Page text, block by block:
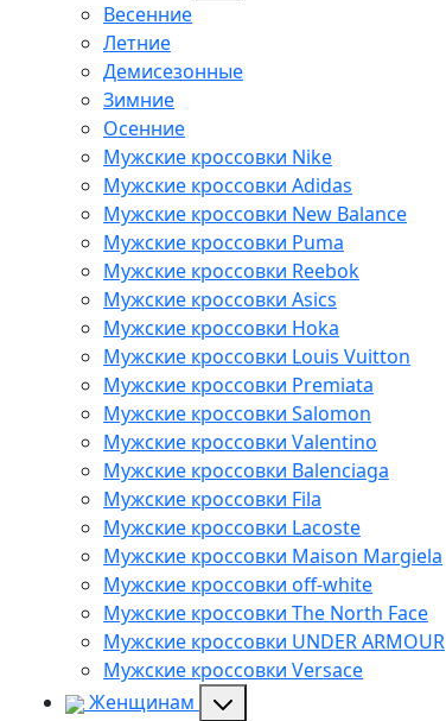
Весенние
Летние
Демисезонные
Зимние
Осенние
Мужские кроссовки Nike
Мужские кроссовки Adidas
Мужские кроссовки New Balance
Мужские кроссовки Puma
Мужские кроссовки Reebok
Мужские кроссовки Asics
Мужские кроссовки Hoka
Мужские кроссовки Louis Vuitton
Мужские кроссовки Premiata
Мужские кроссовки Salomon
Мужские кроссовки Valentino
Мужские кроссовки Balenciaga
Мужские кроссовки Fila
Мужские кроссовки Lacoste
Мужские кроссовки Maison Margiela
Мужские кроссовки off-white
Мужские кроссовки The North Face
Мужские кроссовки UNDER ARMOUR
Мужские кроссовки Versace
Женщинам